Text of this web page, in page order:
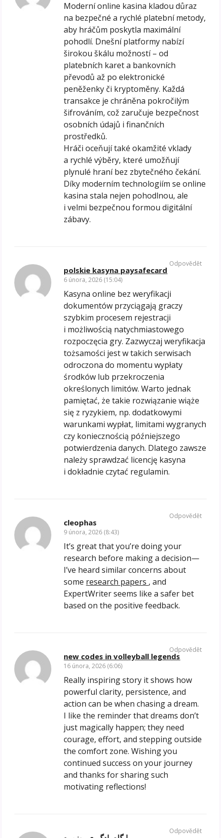
Moderní online kasina kladou důraz
na bezpečné a rychlé platební metody,
aby hráčům poskytla maximální
pohodlí. Dnešní platformy nabízí
širokou škálu možností – od
platebních karet a bankovních
převodů až po elektronické
peněženky či kryptoměny. Každá
transakce je chráněna pokročilým
šifrováním, což zaručuje bezpečnost
osobních údajů i finančních
prostředků.
Hráči oceňují také okamžité vklady
a rychlé výběry, které umožňují
plynulé hraní bez zbytečného čekání.
Díky moderním technologiím se online
kasina stala nejen pohodlnou, ale
i velmi bezpečnou formou digitální
zábavy.
polskie kasyna paysafecard
6 února, 2026 (15:04)
Kasyna online bez weryfikacji
dokumentów przyciągają graczy
szybkim procesem rejestracji
i możliwością natychmiastowego
rozpoczęcia gry. Zazwyczaj weryfikacja
tożsamości jest w takich serwisach
odroczona do momentu wypłaty
środków lub przekroczenia
określonych limitów. Warto jednak
pamiętać, że takie rozwiązanie wiąże
się z ryzykiem, np. dodatkowymi
warunkami wypłat, limitami wygranych
czy koniecznością późniejszego
potwierdzenia danych. Dlatego zawsze
należy sprawdzać licencję kasyna
i dokładnie czytać regulamin.
Odpovědět
cleophas
9 února, 2026 (8:43)
It’s great that you’re doing your
research before making a decision—
I’ve heard similar concerns about
some research papers , and
ExpertWriter seems like a safer bet
based on the positive feedback.
Odpovědět
new codes in volleyball legends
16 února, 2026 (6:06)
Really inspiring story it shows how
powerful clarity, persistence, and
action can be when chasing a dream.
I like the reminder that dreams don’t
just magically happen; they need
courage, effort, and stepping outside
the comfort zone. Wishing you
continued success on your journey
and thanks for sharing such
motivating reflections!
Odpovědět
Odpovědět